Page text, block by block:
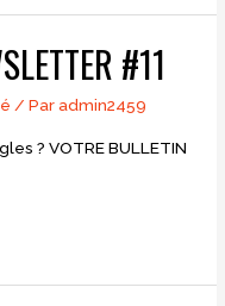
#11
/ Paradmin2459
? VOTRE BULLETIN
MENSUEL